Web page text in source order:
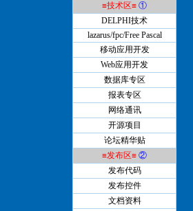
≡技术区≡ ①
DELPHI技术
lazarus/fpc/Free Pascal
移动应用开发
Web应用开发
数据库专区
报表专区
网络通讯
开源项目
论坛精华贴
≡发布区≡ ②
发布代码
发布控件
文档资料